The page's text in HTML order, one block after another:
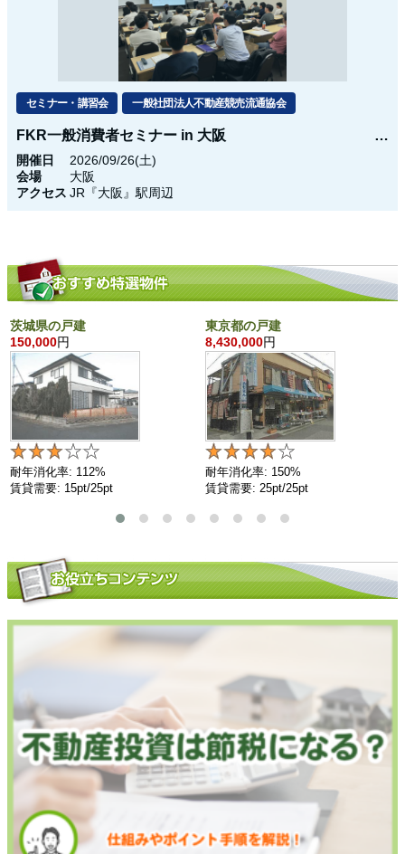
セミナー・講習会 一般社団法人不動産競売流通協会
FKR一般消費者セミナー in 大阪
開催日
2026/09/26(土)
会場
大阪
アクセス JR『大阪』駅周辺
茨城県の戸建
150,000円
耐年消化率: 112%
賃貸需要: 15pt/25pt
東京都の戸建
8,430,000円
耐年消化率: 150%
賃貸需要: 25pt/25pt